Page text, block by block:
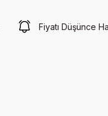
Fiyatı Düşünce